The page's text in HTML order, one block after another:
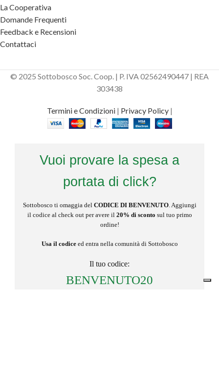
La Cooperativa
Domande Frequenti
Feedback e Recensioni
Contattaci
© 2025 Sottobosco Soc. Coop. | P. IVA 02562490447 | REA
303438
Termini e Condizioni| Privacy Policy|
Vuoi provare la spesa a
portata di click?
Sottobosco ti omaggia del CODICE DI BENVENUTO. Aggiungi
il codice al check out per avere il20% di sconto sul tuo primo
ordine!
Usa il codiceed entra nella comunità di Sottobosco
Il tuo codice:
BENVENUTO20